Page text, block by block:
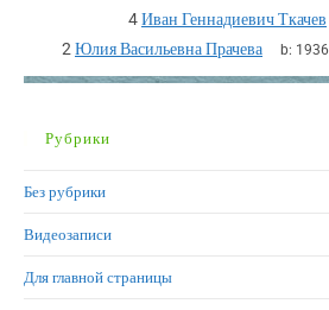
4Иван Геннадиевич Ткачев
2 Юлия Васильевна Прачева b: 1936
Рубрики
Без рубрики
Видеозаписи
Для главной страницы